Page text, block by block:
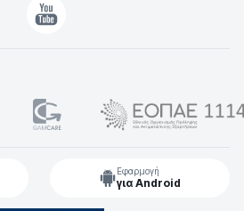
Εφαρμογή
για Android